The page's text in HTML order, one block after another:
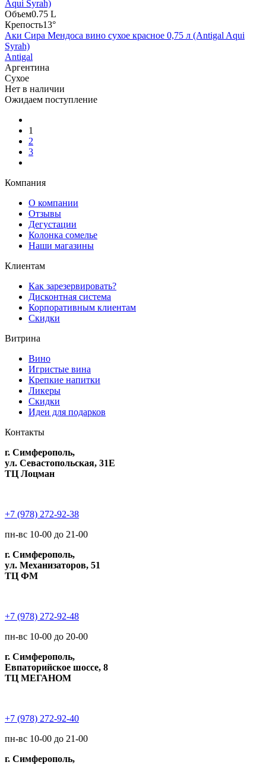
Объем0.75 L
Крепость13°
Аки Сира Мендоса вино сухое красное 0,75 л (Antigal Aqui
Syrah)
Antigal
Аргентина
Сухое
Нет в наличии
Ожидаем поступление
1
2
3
Компания
О компании
Отзывы
Дегустации
Колонка сомелье
Наши магазины
Клиентам
Как зарезервировать?
Дисконтная система
Корпоративным клиентам
Скидки
Витрина
Вино
Игристые вина
Крепкие напитки
Ликеры
Скидки
Идеи для подарков
Контакты
г. Симферополь,
ул. Севастопольская, 31Е
ТЦ Лоцман
+7 (978) 272-92-38
пн-вс 10-00 до 21-00
г. Симферополь,
ул. Механизаторов, 51
ТЦ ФМ
+7 (978) 272-92-48
пн-вс 10-00 до 20-00
г. Симферополь,
Евпаторийское шоссе, 8
ТЦ МЕГАНОМ
+7 (978) 272-92-40
пн-вс 10-00 до 21-00
г. Симферополь,